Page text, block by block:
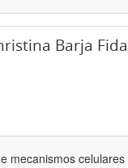
Barja
mecanismos